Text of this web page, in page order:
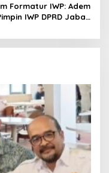
Formatur IWP: Adem
IWP DPRD Jabar